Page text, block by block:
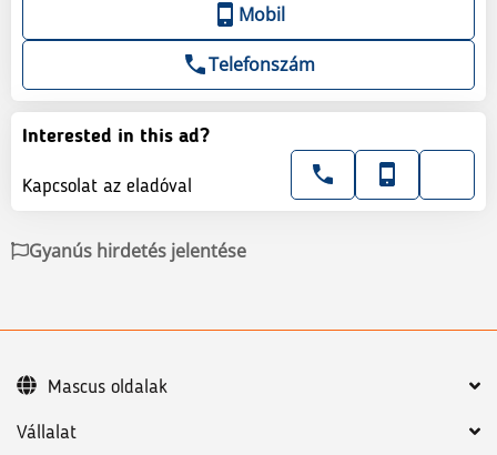
Mobil
Telefonszám
Interested in this ad?
Kapcsolat az eladóval
Gyanús hirdetés jelentése
Vállalat
Mascus oldalak